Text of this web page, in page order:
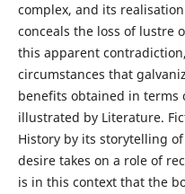
complex, and its
conceals the loss of lustre
this apparent
circumstances that
benefits obtained in terms
illustrated by Literature.
History by its storytelling
desire takes on a role of
is in this context that the